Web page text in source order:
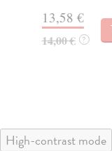
13,58 €
14,00 € ?
High-contrast mode